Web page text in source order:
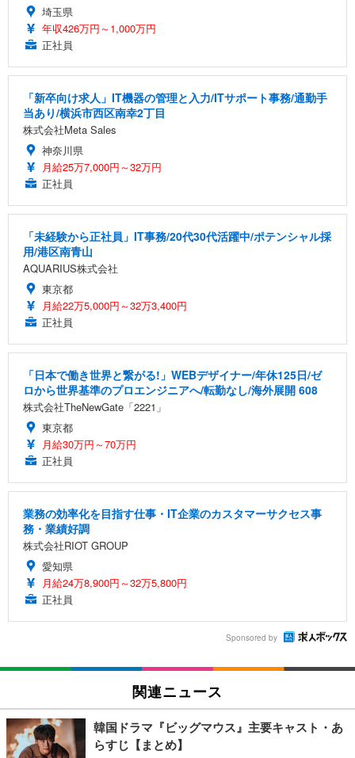
埼玉県
年収426万円～1,000万円
正社員
「新卒向け求人」IT機器の管理と入力/ITサポート事務/通勤手
当あり/横浜市西区南幸2丁目
株式会社Meta Sales
神奈川県
月給25万7,000円～32万円
正社員
「未経験から正社員」IT事務/20代30代活躍中/ポテンシャル採
用/港区南青山
AQUARIUS株式会社
東京都
月給22万5,000円～32万3,400円
正社員
「日本で働き世界と繋がる!」WEBデザイナー/年休125日/ゼ
ロから世界基準のプロエンジニアへ/転勤なし/海外展開 608
株式会社TheNewGate「2221」
東京都
月給30万円～70万円
正社員
業務の効率化を目指す仕事・IT企業のカスタマーサクセス事
務・業績好調
株式会社RIOT GROUP
愛知県
月給24万8,900円～32万5,800円
正社員
Sponsored by
関連ニュース
韓国ドラマ『ビッグマウス』主要キャスト・あ
らすじ【まとめ】